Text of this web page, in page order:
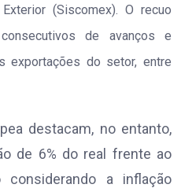
(Siscomex). O recuo
de avanços e
exportações do setor, entre
destacam, no entanto,
de 6% do real frente ao
a inflação